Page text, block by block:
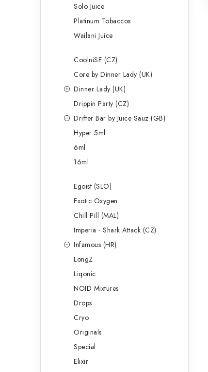
Solo Juice
Platinum Tobaccos
Wailani Juice
CoolniSE (CZ)
Core by Dinner Lady (UK)
Dinner Lady (UK)
Drippin Party (CZ)
Drifter Bar by Juice Sauz (GB)
Hyper 5ml
6ml
16ml
Egoist (SLO)
Exotic Oxygen
Chill Pill (MAL)
Imperia - Shark Attack (CZ)
Infamous (HR)
LongZ
Liqonic
NOID Mixtures
Drops
Cryo
Originals
Special
Elixir